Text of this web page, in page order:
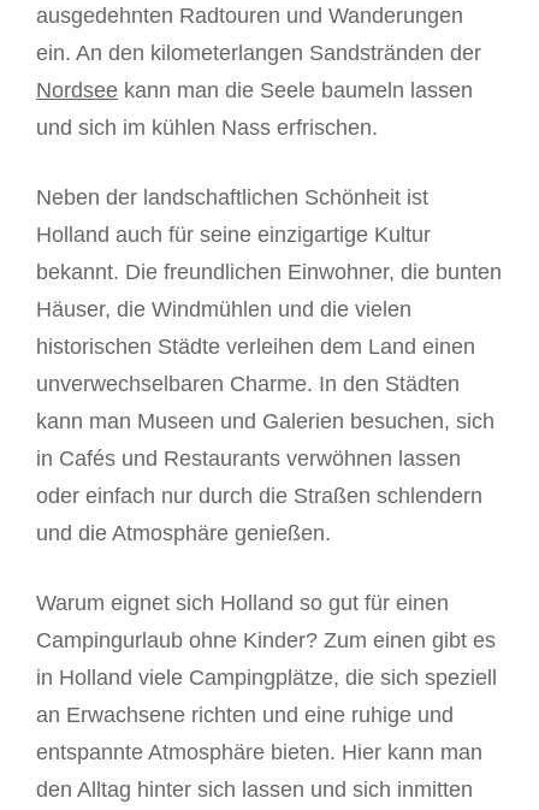
ausgedehnten Radtouren und Wanderungen
ein. An den kilometerlangen Sandstränden der
Nordsee kann man die Seele baumeln lassen
und sich im kühlen Nass erfrischen.
Neben der landschaftlichen Schönheit ist
Holland auch für seine einzigartige Kultur
bekannt. Die freundlichen Einwohner, die bunten
Häuser, die Windmühlen und die vielen
historischen Städte verleihen dem Land einen
unverwechselbaren Charme. In den Städten
kann man Museen und Galerien besuchen, sich
in Cafés und Restaurants verwöhnen lassen
oder einfach nur durch die Straßen schlendern
und die Atmosphäre genießen.
Warum eignet sich Holland so gut für einen
Campingurlaub ohne Kinder? Zum einen gibt es
in Holland viele Campingplätze, die sich speziell
an Erwachsene richten und eine ruhige und
entspannte Atmosphäre bieten. Hier kann man
den Alltag hinter sich lassen und sich inmitten